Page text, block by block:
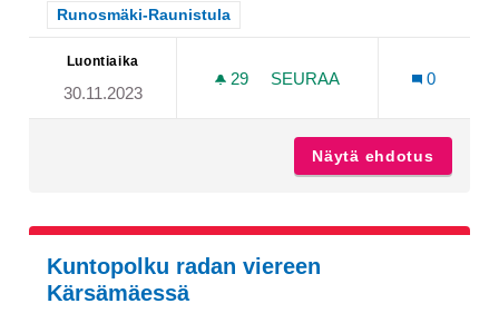
Rajaa tulokset teeman mukaan: Runosmäki-Raunistula
Runosmäki-Raunistula
Luontiaika
30.11.2023
29 29 SEURAAJAA
SEURAA
0
Näytä ehdotus
Kuntopolku radan viereen
Kärsämäessä